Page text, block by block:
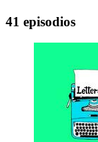
41 episodios